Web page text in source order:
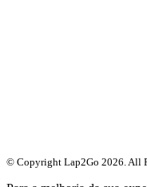
© Copyright Lap2Go 2026. All